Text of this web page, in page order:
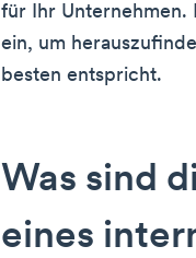
für Ihr Unternehmen.
ein, um
besten entspricht.
Was sind
eines